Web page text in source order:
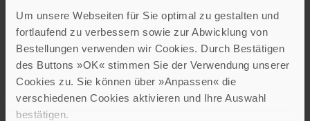
Um unsere Webseiten für Sie optimal zu gestalten und
fortlaufend zu verbessern sowie zur Abwicklung von
Bestellungen verwenden wir Cookies. Durch Bestätigen
des Buttons »OK« stimmen Sie der Verwendung unserer
Cookies zu. Sie können über »Anpassen« die
verschiedenen Cookies aktivieren und Ihre Auswahl
bestätigen.